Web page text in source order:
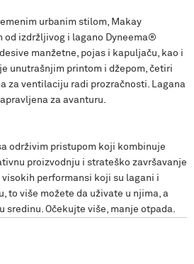
urbanim stilom, Makay
od izdržljivog i lagano Dyneema®
manžetne, pojas i kapuljaču, kao i
unutrašnjim printom i džepom, četiri
za ventilaciju radi prozračnosti. Lagana
za avanturu.
održivim pristupom koji kombinuje
proizvodnju i strateško završavanje
performansi koji su lagani i
to više možete da uživate u njima, a
sredinu. Očekujte više, manje otpada.